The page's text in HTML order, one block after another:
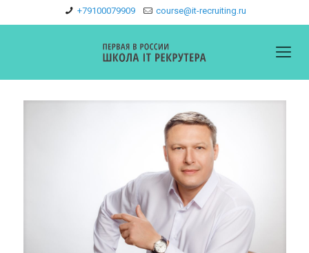
+79100079909 course@it-recruiting.ru